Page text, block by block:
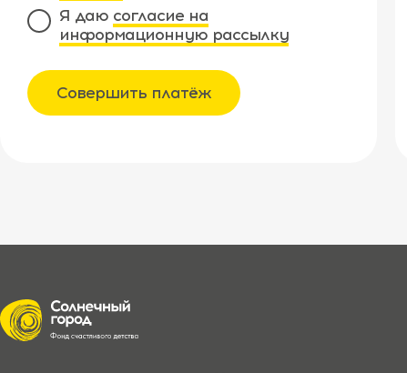
Я даю согласие на
информационную рассылку
Совершить платёж